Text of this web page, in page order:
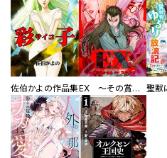
佐伯かよの作品集 EX ～その賞金稼ぎは、世界の出口を探す～【単行本版】